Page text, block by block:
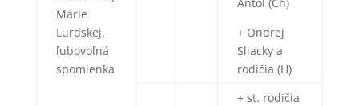
Márie
Lurdskej,
ľubovoľná
spomienka
+ Ondrej
Sliacky a
rodičia (H)
+ st. rodičia